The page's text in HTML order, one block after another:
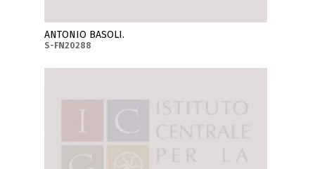
ANTONIO BASOLI.
S-FN20288